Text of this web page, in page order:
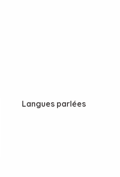
Langues parlées
Langues parlées